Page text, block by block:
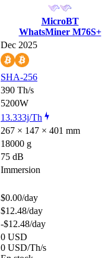
MicroBT
WhatsMiner M76S+
Dec 2025
SHA-256
390 Th/s
5200W
13.333j/Th
267 × 147 × 401 mm
18000 g
75 dB
Immersion
$0.00/day
$12.48/day
-$12.48/day
0 USD
0 USD/Th/s